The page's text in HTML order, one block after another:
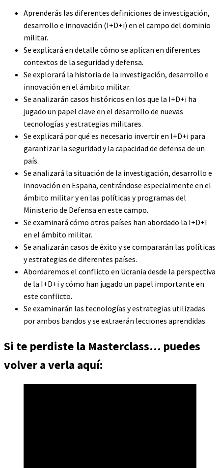
Aprenderás las diferentes definiciones de investigación,
desarrollo e innovación (I+D+i) en el campo del dominio
militar.
Se explicará en detalle cómo se aplican en diferentes
contextos de la seguridad y defensa.
Se explorará la historia de la investigación, desarrollo e
innovación en el ámbito militar.
Se analizarán casos históricos en los que la I+D+i ha
jugado un papel clave en el desarrollo de nuevas
tecnologías y estrategias militares.
Se explicará por qué es necesario invertir en I+D+i para
garantizar la seguridad y la capacidad de defensa de un
país.
Se analizará la situación de la investigación, desarrollo e
innovación en España, centrándose especialmente en el
ámbito militar y en las políticas y programas del
Ministerio de Defensa en este campo.
Se examinará cómo otros países han abordado la I+D+I
en el ámbito militar.
Se analizarán casos de éxito y se compararán las políticas
y estrategias de diferentes países.
Abordaremos el conflicto en Ucrania desde la perspectiva
de la I+D+i y cómo han jugado un papel importante en
este conflicto.
Se examinarán las tecnologías y estrategias utilizadas
por ambos bandos y se extraerán lecciones aprendidas.
Si te perdiste la Masterclass… puedes
volver a verla aquí: